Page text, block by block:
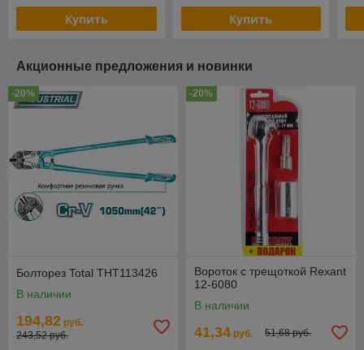
Купить Купить
Акционные предложения и новинки
-20%
Болторез Total THT113426
В наличии
194,82 руб.
243,52 руб.
-20%
Вороток с трещоткой Rexant
12-6080
В наличии
41,34 руб. 51,68 руб.